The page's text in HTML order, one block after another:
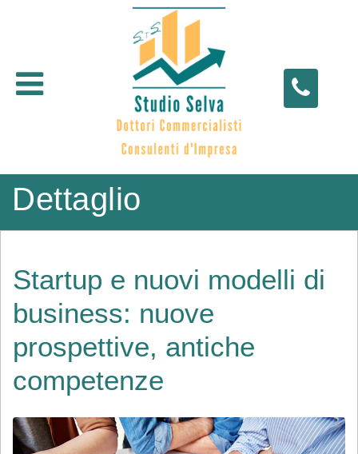
Open menu
Dettaglio
Startup e nuovi modelli di
business: nuove
prospettive, antiche
competenze